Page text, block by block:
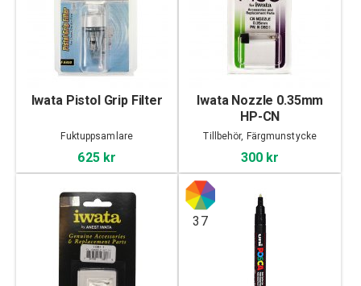
Iwata Pistol Grip Filter
Fuktuppsamlare
625 kr
Iwata Nozzle 0.35mm
HP-CN
Tillbehör, Färgmunstycke
300 kr
37